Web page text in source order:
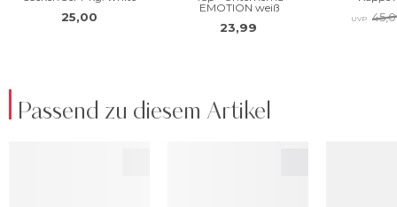
Passend zu diesem Artikel